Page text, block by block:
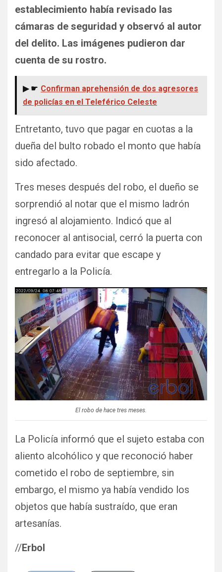
establecimiento había revisado las
cámaras de seguridad y observó al autor
del delito. Las imágenes pudieron dar
cuenta de su rostro.
▶ ☛ Confirman aprehensión de dos agresores
de policías en el Teleférico Celeste
Entretanto, tuvo que pagar en cuotas a la
dueña del bulto robado el monto que había
sido afectado.
Tres meses después del robo, el dueño se
sorprendió al notar que el mismo ladrón
ingresó al alojamiento. Indicó que al
reconocer al antisocial, cerró la puerta con
candado para evitar que escape y
entregarlo a la Policía.
El robo de hace tres meses.
La Policía informó que el sujeto estaba con
aliento alcohólico y que reconoció haber
cometido el robo de septiembre, sin
embargo, el mismo ya había vendido los
objetos que había sustraído, que eran
artesanías.
//Erbol